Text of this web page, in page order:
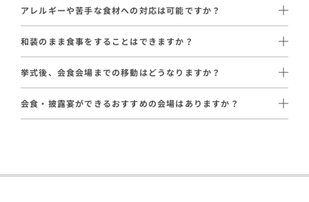
アレルギーや苦手な食材への対応は可能ですか？
【対応例】
・ご懐妊中の方への「生もの以外のメニュー」
和装のまま食事をすることはできますか？
挙式後、会食会場までの移動はどうなりますか？
会場の距離や参列人数に応じて、ハイヤーや送迎バスのご手配も
会食・披露宴ができるおすすめの会場はありますか？
【提携会場の一例】